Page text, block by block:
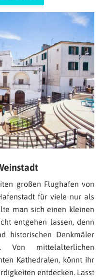
großen Flughafen von
für viele nur als
man sich einen kleinen
entgehen lassen, denn
historischen Denkmäler
Von mittelalterlichen
Kathedralen, könnt ihr
entdecken. Lasst